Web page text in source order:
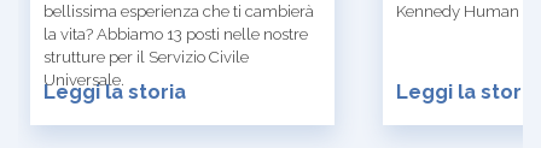
bellissima esperienza che ti cambierà
la vita? Abbiamo 13 posti nelle nostre
strutture per il Servizio Civile
Universale.
Leggi la storia
Kennedy Human
Leggi la storia